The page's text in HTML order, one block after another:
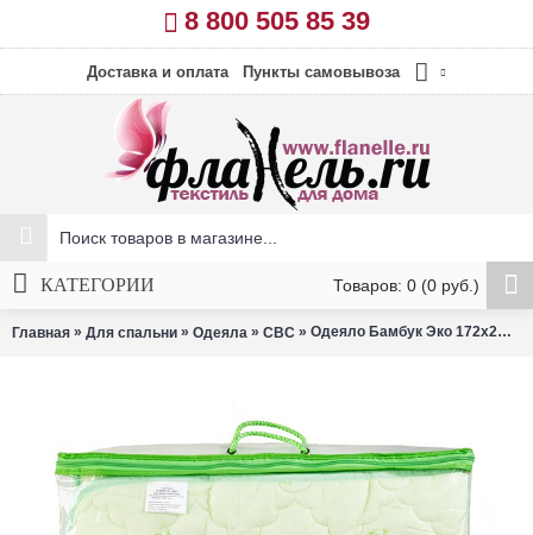
8 800 505 85 39
Доставка и оплата Пункты самовывоза
Товаров: 0 (0 руб.)
КАТЕГОРИИ
Главная » Для спальни » Одеяла » СВС » Одеяло Бамбук Эко 172х205 см СВС